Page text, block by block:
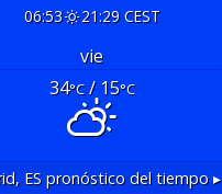
06:53 21:29 CEST
vie
34°C/ 15°C
ES pronóstico del tiempo ▸